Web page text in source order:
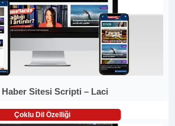
Haber Sitesi Scripti – Laci
Çoklu Dil Özelliği